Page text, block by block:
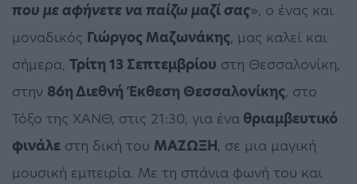
που με αφήνετε να παίζω μαζί σας», ο ένας και
μοναδικός Γιώργος Μαζωνάκης, μας καλεί και
σήμερα, Τρίτη 13 Σεπτεμβρίου στη Θεσσαλονίκη,
στην 86η Διεθνή Έκθεση Θεσσαλονίκης, στο
Τόξο της ΧΑΝΘ, στις 21:30, για ένα θριαμβευτικό
φινάλε στη δική του ΜΑΖΩΞΗ, σε μια μαγική
μουσική εμπειρία. Με τη σπάνια φωνή του και